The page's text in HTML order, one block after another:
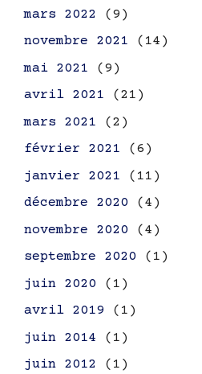
mars 2022
(9)
novembre 2021 (14)
mai 2021 (9)
avril 2021 (21)
mars 2021 (2)
février 2021 (6)
janvier 2021 (11)
décembre 2020 (4)
novembre 2020 (4)
septembre 2020 (1)
juin 2020 (1)
avril 2019 (1)
juin 2014 (1)
juin 2012
(1)